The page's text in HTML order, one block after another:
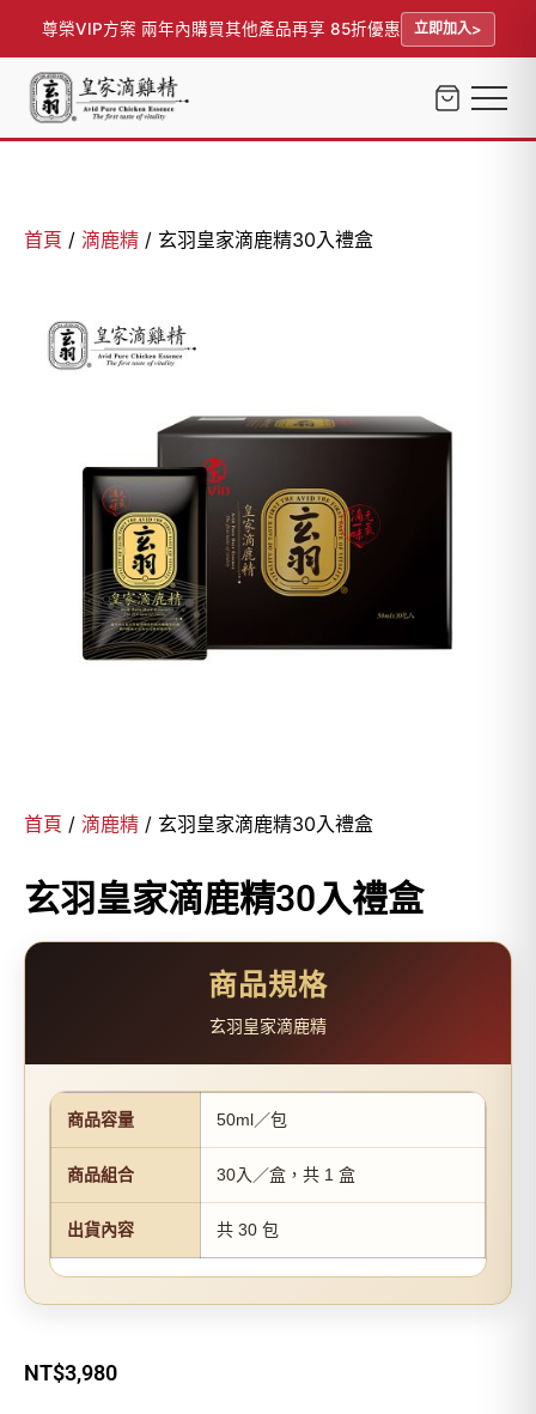
尊榮VIP方案 兩年內購買其他產品再享 85折優惠 立即加入
首頁 / 滴鹿精 / 玄羽皇家滴鹿精30入禮盒
首頁 / 滴鹿精 / 玄羽皇家滴鹿精30入禮盒
玄羽皇家滴鹿精30入禮盒
商品規格
玄羽皇家滴鹿精
商品容量 50ml／包
商品組合 30入／盒，共 1 盒
出貨內容 共 30 包
NT$3,980